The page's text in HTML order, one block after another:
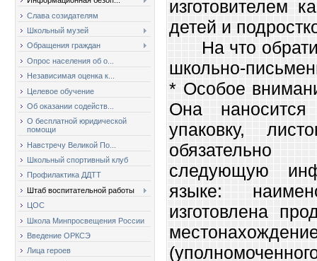
Слава созидателям
Школьный музей
Обращения граждан
Опрос населения об о...
Независимая оценка к...
Целевое обучение
Об оказании содейств...
О бесплатной юридической
помощи
Навстречу Великой По...
Школьный спортивный клуб
Профилактика ДДТТ
Штаб воспитательной работы
ЦОС
Школа Минпросвещения России
Введение ОРКСЭ
Лица героев
изготовителем
детей и
На что
школьно-
* Особое
Она наносится
упаковку,
следующую
языке:
изготовлена